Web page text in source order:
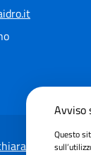
di
Avviso
Questo